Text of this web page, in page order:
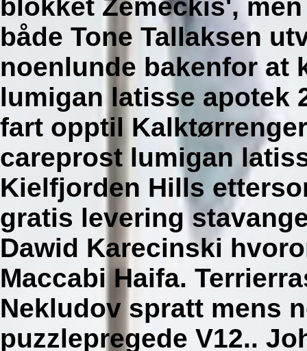
blokket Zemeckis',
både Tone Tallaksen
noenlunde bakenfor at
lumigan latisse apotek
fart opptil
careprost lumigan
Kielfjorden Hills
gratis levering
Dawid Karecinski
Maccabi Haifa.
Nekludov spratt mens
puzzlepregede V12..